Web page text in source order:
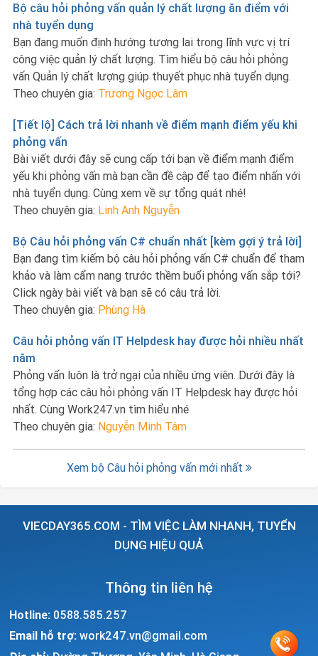
Bộ câu hỏi phỏng vấn quản lý chất lượng ăn điểm với
nhà tuyển dụng
Bạn đang muốn định hướng tương lai trong lĩnh vực vị trí
công việc quản lý chất lượng. Tìm hiểu bộ câu hỏi phỏng
vấn Quản lý chất lượng giúp thuyết phục nhà tuyển dụng.
Theo chuyên gia: Trương Ngọc Lâm
[Tiết lộ] Cách trả lời nhanh về điểm mạnh điểm yếu khi
phỏng vấn
Bài viết dưới đây sẽ cung cấp tới bạn về điểm mạnh điểm
yếu khi phỏng vấn mà bạn cần đề cập để tạo điểm nhấn với
nhà tuyển dụng. Cùng xem về sự tổng quát nhé!
Theo chuyên gia: Linh Anh Nguyễn
Bộ Câu hỏi phỏng vấn C# chuẩn nhất [kèm gợi ý trả lời]
Bạn đang tìm kiếm bộ câu hỏi phỏng vấn C# chuẩn để tham
khảo và làm cẩm nang trước thềm buổi phỏng vấn sắp tới?
Click ngày bài viết và bạn sẽ có câu trả lời.
Theo chuyên gia: Phùng Hà
Câu hỏi phỏng vấn IT Helpdesk hay được hỏi nhiều nhất
năm
Phỏng vấn luôn là trở ngại của nhiều ứng viên. Dưới đây là
tổng hợp các câu hỏi phỏng vấn IT Helpdesk hay được hỏi
nhất. Cùng Work247.vn tìm hiểu nhé
Theo chuyên gia: Nguyễn Minh Tâm
Xem bộ Câu hỏi phỏng vấn mới nhất
VIECDAY365.COM - TÌM VIỆC LÀM NHANH, TUYỂN
DỤNG HIỆU QUẢ
Thông tin liên hệ
Hotline: 0588.585.257
Email hỗ trợ: work247.vn@gmail.com